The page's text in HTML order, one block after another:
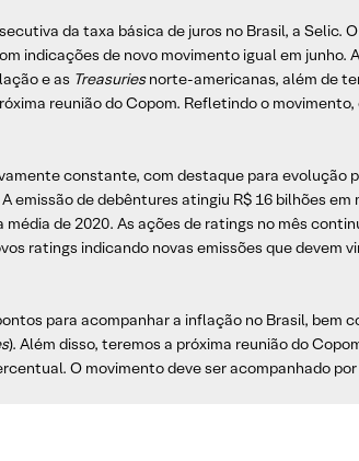
da taxa básica de juros no Brasil, a Selic.
indicações de novo movimento igual em junho.
e as Treasuriesnorte-americanas, além de
reunião do Copom. Refletindo o
constante, com destaque para evolução
emissão de debêntures atingiu R$ 16 bilhões em
média de 2020. As ações de ratings no mês
ratings indicando novas emissões que devem
para acompanhar a inflação no Brasil, bem
). Além disso, teremos a próxima reunião do
O movimento deve ser acompanhado